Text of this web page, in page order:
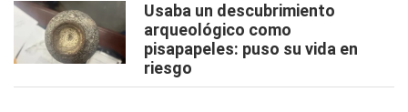
Usaba un descubrimiento
arqueológico como
pisapapeles: puso su vida en
riesgo